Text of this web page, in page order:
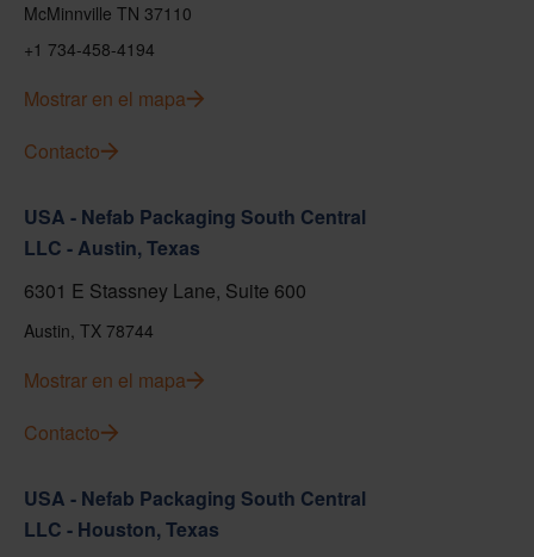
McMinnville TN 37110
+1 734-458-4194
Mostrar en el mapa
Contacto
USA - Nefab Packaging South Central
LLC - Austin, Texas
6301 E Stassney Lane, Suite 600
Austin, TX 78744
Mostrar en el mapa
Contacto
USA - Nefab Packaging South Central
LLC - Houston, Texas